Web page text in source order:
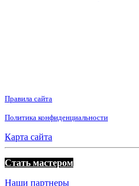
Правила сайта
Политика конфиденциальности
Карта сайта
Стать мастером
Наши партнеры